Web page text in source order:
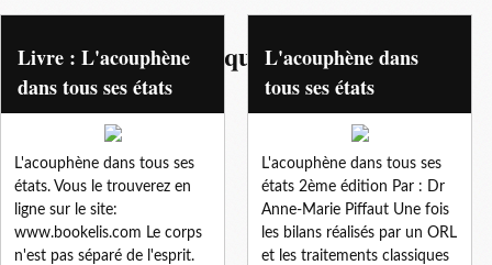
stress post-traumatique
Livre : L'acouphène
dans tous ses états
L'acouphène dans tous ses
états. Vous le trouverez en
ligne sur le site:
www.bookelis.com Le corps
n'est pas séparé de l'esprit.
L'acouphène dans
tous ses états
L'acouphène dans tous ses
états 2ème édition Par : Dr
Anne-Marie Piffaut Une fois
les bilans réalisés par un ORL
et les traitements classiques